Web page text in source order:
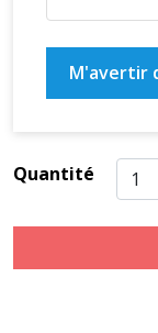
M'avertir
Quantité